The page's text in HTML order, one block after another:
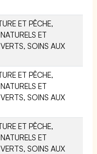
ET PÊCHE,
ET
SOINS AUX
ET PÊCHE,
ET
SOINS AUX
ET PÊCHE,
ET
SOINS AUX